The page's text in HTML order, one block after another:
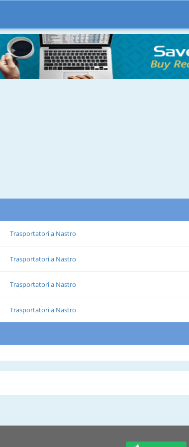
Trasportatori a Nastro
Trasportatori a Nastro
Trasportatori a Nastro
Trasportatori a Nastro